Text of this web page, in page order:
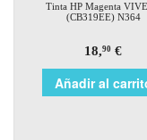
Tinta HP Magenta
(CB319EE) N364
18,90 €
Añadir al